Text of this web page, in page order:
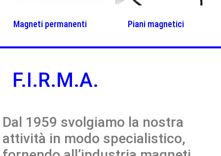
Magneti permanenti Piani magnetici
F.I.R.M.A.
Dal 1959 svolgiamo la nostra
attività in modo specialistico,